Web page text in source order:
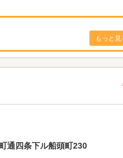
もっと見
通四条下ル船頭町230